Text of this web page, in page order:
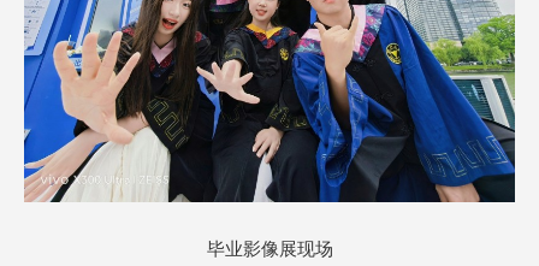
毕业影像展现场